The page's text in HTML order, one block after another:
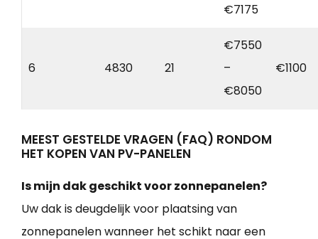
€7175
6 4830 21
€7550
–
€8050
€1100
MEEST GESTELDE VRAGEN (FAQ) RONDOM
HET KOPEN VAN PV-PANELEN
Is mijn dak geschikt voor zonnepanelen?
Uw dak is deugdelijk voor plaatsing van
zonnepanelen wanneer het schikt naar een